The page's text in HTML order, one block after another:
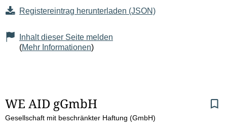
Registereintrag herunterladen (JSON)
Inhalt dieser Seite melden
(Mehr Informationen)
S
e
WE AID gGmbH
Gesellschaft mit beschränkter Haftung (GmbH)